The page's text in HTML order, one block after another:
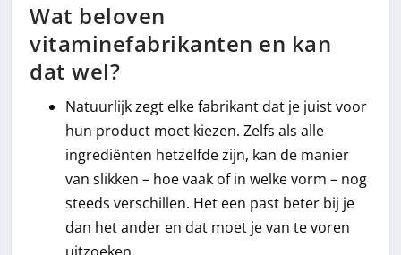
Wat beloven
vitaminefabrikanten en kan
dat wel?
Natuurlijk zegt elke fabrikant dat je juist voor
hun product moet kiezen. Zelfs als alle
ingrediënten hetzelfde zijn, kan de manier
van slikken – hoe vaak of in welke vorm – nog
steeds verschillen. Het een past beter bij je
dan het ander en dat moet je van te voren